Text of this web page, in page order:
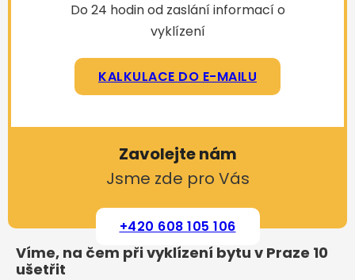
Do 24 hodin od zaslání informací o
vyklízení
KALKULACE DO E-MAILU
Zavolejte nám
Jsme zde pro Vás
+420 608 105 106
Víme, na čem při vyklízení bytu v Praze 10
ušetřit